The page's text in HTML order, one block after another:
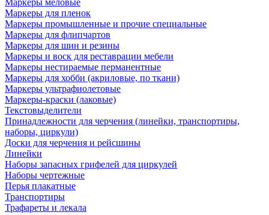
Маркеры меловые
Маркеры для пленок
Маркеры промышленные и прочие специальные
Маркеры для флипчартов
Маркеры для шин и резины
Маркеры и воск для реставрации мебели
Маркеры нестираемые перманентные
Маркеры для хобби (акриловые, по ткани)
Маркеры ультрафиолетовые
Маркеры-краски (лаковые)
Текстовыделители
Принадлежности для черчения (линейки, транспортиры,
наборы, циркули)
Доски для черчения и рейсшины
Линейки
Наборы запасных грифелей для циркулей
Наборы чертежные
Перья плакатные
Транспортиры
Трафареты и лекала